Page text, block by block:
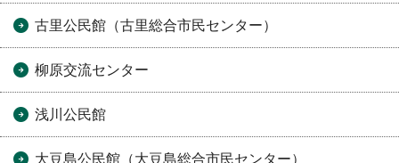
古里公民館（古里総合市民センター）
柳原交流センター
浅川公民館
大豆島公民館（大豆島総合市民センター）